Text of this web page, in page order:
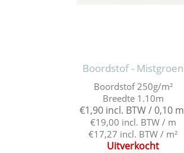
Boordstof - Mistgroen
Boordstof 250g/m²
Breedte 1.10m
€1,90 incl. BTW / 0,10 m
€19,00 incl. BTW / m
€17,27 incl. BTW / m²
Uitverkocht